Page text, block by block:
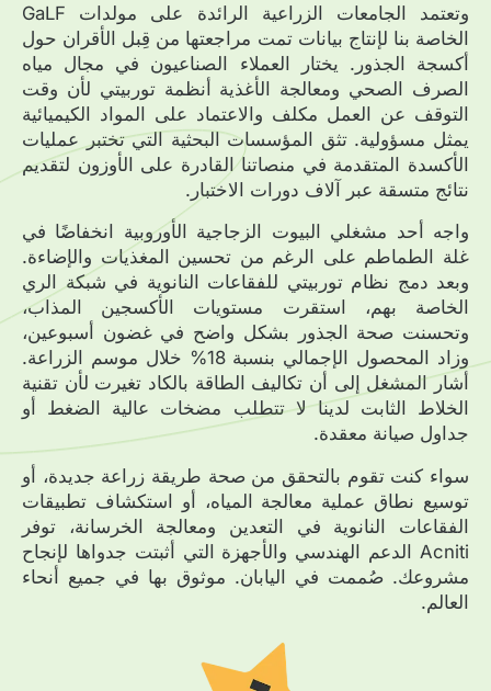
وتعتمد الجامعات الزراعية الرائدة على مولدات GaLF
الخاصة بنا لإنتاج بيانات تمت مراجعتها من قِبل الأقران حول
أكسجة الجذور. يختار العملاء الصناعيون في مجال مياه
الصرف الصحي ومعالجة الأغذية أنظمة توربيتي لأن وقت
التوقف عن العمل مكلف والاعتماد على المواد الكيميائية
يمثل مسؤولية. تثق المؤسسات البحثية التي تختبر عمليات
الأكسدة المتقدمة في منصاتنا القادرة على الأوزون لتقديم
نتائج متسقة عبر آلاف دورات الاختبار.
واجه أحد مشغلي البيوت الزجاجية الأوروبية انخفاضًا في
غلة الطماطم على الرغم من تحسين المغذيات والإضاءة.
وبعد دمج نظام توربيتي للفقاعات النانوية في شبكة الري
الخاصة بهم، استقرت مستويات الأكسجين المذاب،
وتحسنت صحة الجذور بشكل واضح في غضون أسبوعين،
وزاد المحصول الإجمالي بنسبة 18% خلال موسم الزراعة.
أشار المشغل إلى أن تكاليف الطاقة بالكاد تغيرت لأن تقنية
الخلاط الثابت لدينا لا تتطلب مضخات عالية الضغط أو
جداول صيانة معقدة.
سواء كنت تقوم بالتحقق من صحة طريقة زراعة جديدة، أو
توسيع نطاق عملية معالجة المياه، أو استكشاف تطبيقات
الفقاعات النانوية في التعدين ومعالجة الخرسانة، توفر
Acniti الدعم الهندسي والأجهزة التي أثبتت جدواها لإنجاح
مشروعك. صُممت في اليابان. موثوق بها في جميع أنحاء
العالم.